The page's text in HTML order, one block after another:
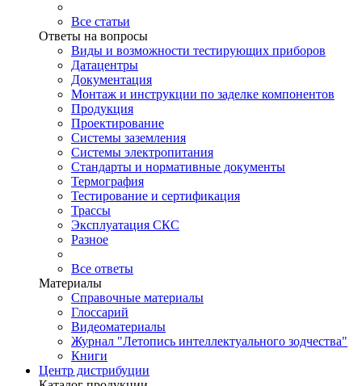
Все статьи
Ответы на вопросы
Виды и возможности тестирующих приборов
Датацентры
Документация
Монтаж и инструкции по заделке компонентов
Продукция
Проектирование
Системы заземления
Системы электропитания
Стандарты и нормативные документы
Термография
Тестирование и сертификация
Трассы
Эксплуатация СКС
Разное
Все ответы
Материалы
Справочные материалы
Глоссарий
Видеоматериалы
Журнал "Летопись интеллектуального зодчества"
Книги
Центр дистрибуции